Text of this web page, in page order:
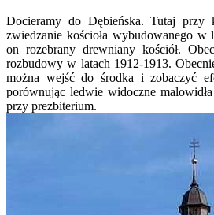
Docieramy do Dębieńska. Tutaj przy
zwiedzanie kościoła wybudowanego w
on rozebrany drewniany kościół.
rozbudowy w latach 1912-1913.
można wejść do środka i zobaczyć
porównując ledwie widoczne
przy prezbiterium.